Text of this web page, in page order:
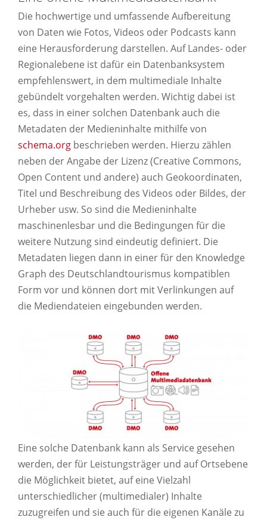
Die hochwertige und umfassende Aufbereitung
von Daten wie Fotos, Videos oder Podcasts kann
eine Herausforderung darstellen. Auf Landes- oder
Regionalebene ist dafür ein Datenbanksystem
empfehlenswert, in dem multimediale Inhalte
gebündelt vorgehalten werden. Wichtig dabei ist
es, dass in einer solchen Datenbank auch die
Metadaten der Medieninhalte mithilfe von
schema.org beschrieben werden. Hierzu zählen
neben der Angabe der Lizenz (Creative Commons,
Open Content und andere) auch Geokoordinaten,
Titel und Beschreibung des Videos oder Bildes, der
Urheber usw. So sind die Medieninhalte
maschinenlesbar und die Bedingungen für die
weitere Nutzung sind eindeutig definiert. Die
Metadaten liegen dann in einer für den Knowledge
Graph des Deutschlandtourismus kompatiblen
Form vor und können dort mit Verlinkungen auf
die Mediendateien eingebunden werden.
Eine solche Datenbank kann als Service gesehen
werden, der für Leistungsträger und auf Ortsebene
die Möglichkeit bietet, auf eine Vielzahl
unterschiedlicher (multimedialer) Inhalte
zuzugreifen und sie auch für die eigenen Kanäle zu